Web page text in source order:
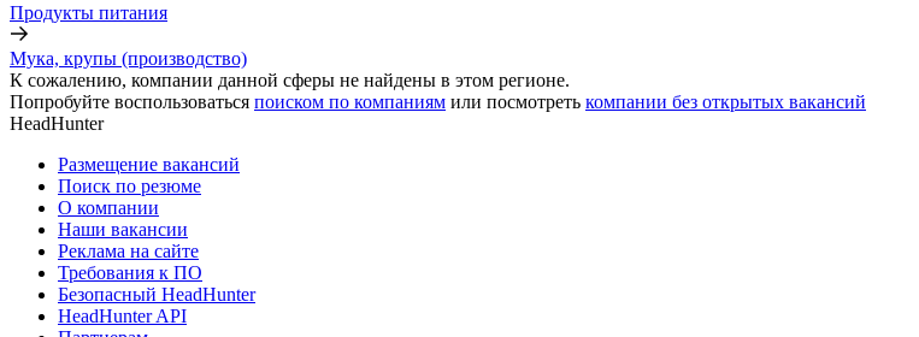
Продукты питания
Мука, крупы (производство)
К сожалению, компании данной сферы не найдены в этом регионе.
Попробуйте воспользоваться поиском по компаниям или посмотреть компании без открытых вакансий
HeadHunter
Размещение вакансий
Поиск по резюме
О компании
Наши вакансии
Реклама на сайте
Требования к ПО
Безопасный HeadHunter
HeadHunter API